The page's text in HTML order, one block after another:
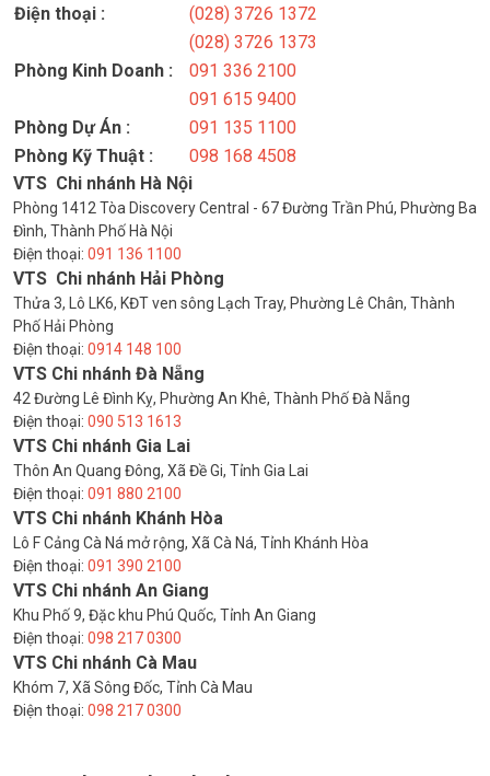
Điện thoại :
(028) 3726 1372
(028) 3726 1373
Phòng Kinh Doanh :
091 336 2100
091 615 9400
Phòng Dự Án :
091 135 1100
Phòng Kỹ Thuật :
098 168 4508
VTS Chi nhánh Hà Nội
Phòng 1412 Tòa Discovery Central - 67 Đường Trần Phú, Phường Ba
Đình, Thành Phố Hà Nội
Điện thoại: 091 136 1100
VTS Chi nhánh Hải Phòng
Thửa 3, Lô LK6, KĐT ven sông Lạch Tray, Phường Lê Chân, Thành
Phố Hải Phòng
Điện thoại: 0914 148 100
VTS Chi nhánh Đà Nẵng
42 Đường Lê Đình Kỵ, Phường An Khê, Thành Phố Đà Nẵng
Điện thoại: 090 513 1613
VTS Chi nhánh Gia Lai
Thôn An Quang Đông, Xã Đề Gi, Tỉnh Gia Lai
Điện thoại: 091 880 2100
VTS Chi nhánh Khánh Hòa
Lô F Cảng Cà Ná mở rộng, Xã Cà Ná, Tỉnh Khánh Hòa
Điện thoại: 091 390 2100
VTS Chi nhánh An Giang
Khu Phố 9, Đặc khu Phú Quốc, Tỉnh An Giang
Điện thoại: 098 217 0300
VTS Chi nhánh Cà Mau
Khóm 7, Xã Sông Đốc, Tỉnh Cà Mau
Điện thoại: 098 217 0300